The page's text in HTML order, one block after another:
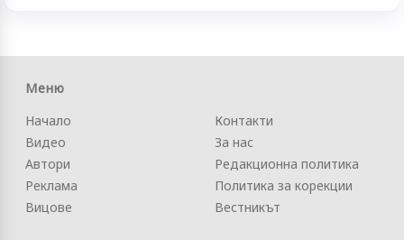
Меню
Начало
Видео
Автори
Реклама
Вицове
Контакти
За нас
Редакционна политика
Политика за корекции
Вестникът